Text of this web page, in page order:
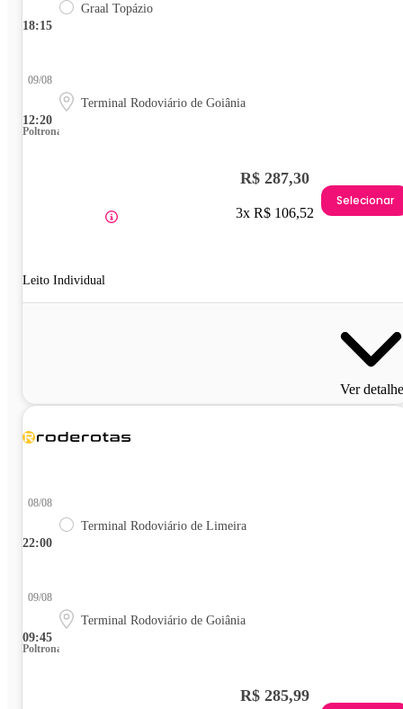
18:15
Graal Topázio
12:20
09/08
Terminal Rodoviário de Goiânia
Poltrona
Leito Individual
R$ 287,30
3x R$ 106,52
Selecionar
Ver
22:00
08/08
Terminal Rodoviário de Limeira
09:45
09/08
Terminal Rodoviário de Goiânia
Poltrona
R$ 285,99